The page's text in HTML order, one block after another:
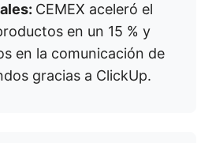
CEMEX aceleró el
en un 15 % y
en la comunicación de
gracias a ClickUp.